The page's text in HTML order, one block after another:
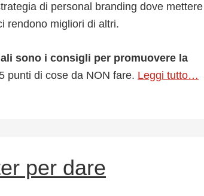
di personal branding dove mettere
rendono migliori di altri.
sono i consigli per promuovere la
punti di cose da NON fare. Leggi tutto…
per dare